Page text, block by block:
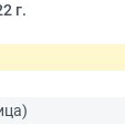
г.